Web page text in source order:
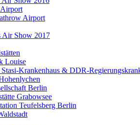
Airport
Air Show 2017
Louise
Stasi-Krankenhaus & DDR-
Berlin
Grabowsee
Teufelsberg Berlin